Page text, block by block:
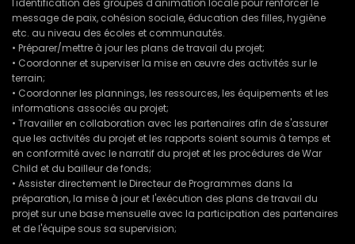
l'identification des groupes d'animation locale pour renforcer le
message de paix, cohésion sociale, éducation des filles, hygiène
etc. au niveau des écoles et communautés.
• Préparer/mettre à jour les plans de travail du projet;
• Coordonner et superviser la mise en œuvre des activités sur le
terrain;
• Coordonner les plannings, les ressources, les équipements et les
informations associés au projet;
• Travailler en collaboration avec les partenaires afin de s'assurer
que les activités du projet et les rapports soient soumis à temps et
en conformité avec le narratif du projet et les procédures de War
Child et du bailleur de fonds;
• Assister directement le Directeur de Programmes dans la
préparation, la mise à jour et l'exécution des plans de travail du
projet sur une base mensuelle avec la participation des partenaires
et de l'équipe sous sa supervision;